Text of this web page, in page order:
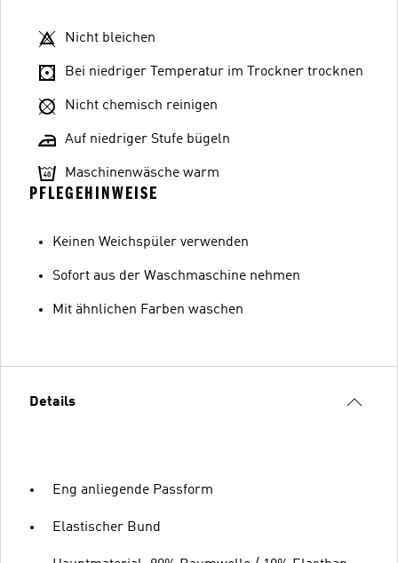
Nicht bleichen
Bei niedriger Temperatur im Trockner trocknen
Nicht chemisch reinigen
Auf niedriger Stufe bügeln
Maschinenwäsche warm
PFLEGEHINWEISE
Keinen Weichspüler verwenden
Sofort aus der Waschmaschine nehmen
Mit ähnlichen Farben waschen
Details
Eng anliegende Passform
Elastischer Bund